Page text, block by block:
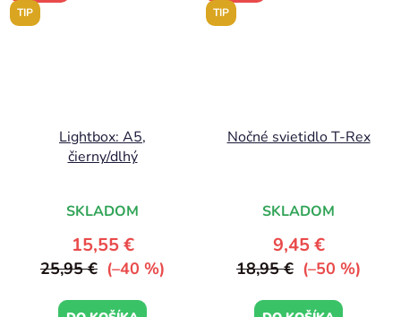
TIP
Lightbox: A5,
čierny/dlhý
SKLADOM
15,55 €
25,95 € (–40 %)
TIP
Nočné svietidlo T-Rex
SKLADOM
9,45 €
18,95 € (–50 %)